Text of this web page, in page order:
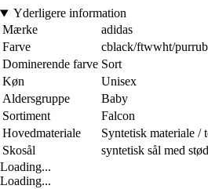
Yderligere information
Mærke
adidas
Farve
cblack/ftwwht/purrub
Dominerende farve Sort
Køn
Unisex
Aldersgruppe
Baby
Sortiment
Falcon
Hovedmateriale
Syntetisk materiale /
Skosål
syntetisk sål med
Loading...
Loading...